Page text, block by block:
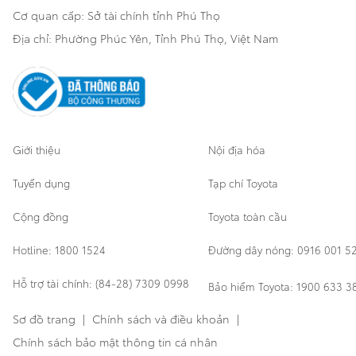
Khách hàng dự án
Sản phẩm chính hãng
Cơ sở bảo hành bảo dưỡng
Thông tin khác
Cơ quan cấp: Sở tài chính tỉnh Phú Thọ
Địa chỉ: Phường Phúc Yên, Tỉnh Phú Thọ, Việt Nam
Giới thiệu Nội địa hóa
Tuyển dụng Tạp chí Toyota
Cộng đồng Toyota toàn cầu
Hotline: 1800 1524 Đường dây nóng: 0916 001
Hỗ trợ tài chính: (84-28) 7309 0998 Bảo hiểm Toyota: 1900 633
Sơ đồ trang | Chính sách và điều khoản |
Chính sách bảo mật thông tin cá nhân